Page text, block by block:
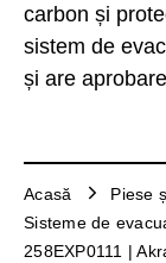
carbon și
sistem de
și are
Acasă Piese
Sisteme de
258EXP0111 |